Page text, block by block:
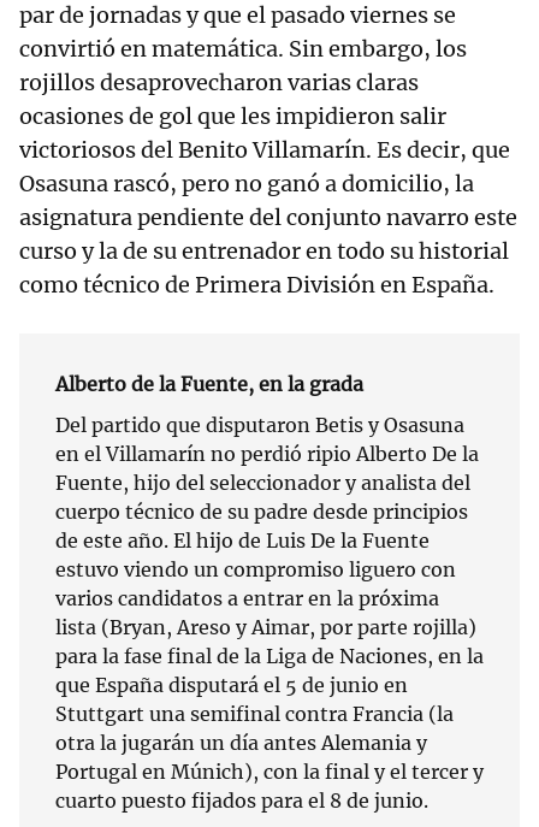
par de jornadas y que el pasado viernes se
convirtió en matemática. Sin embargo, los
rojillos desaprovecharon varias claras
ocasiones de gol que les impidieron salir
victoriosos del Benito Villamarín. Es decir, que
Osasuna rascó, pero no ganó a domicilio, la
asignatura pendiente del conjunto navarro este
curso y la de su entrenador en todo su historial
como técnico de Primera División en España.
Alberto de la Fuente, en la grada
Del partido que disputaron Betis y Osasuna
en el Villamarín no perdió ripio Alberto De la
Fuente, hijo del seleccionador y analista del
cuerpo técnico de su padre desde principios
de este año. El hijo de Luis De la Fuente
estuvo viendo un compromiso liguero con
varios candidatos a entrar en la próxima
lista (Bryan, Areso y Aimar, por parte rojilla)
para la fase final de la Liga de Naciones, en la
que España disputará el 5 de junio en
Stuttgart una semifinal contra Francia (la
otra la jugarán un día antes Alemania y
Portugal en Múnich), con la final y el tercer y
cuarto puesto fijados para el 8 de junio.